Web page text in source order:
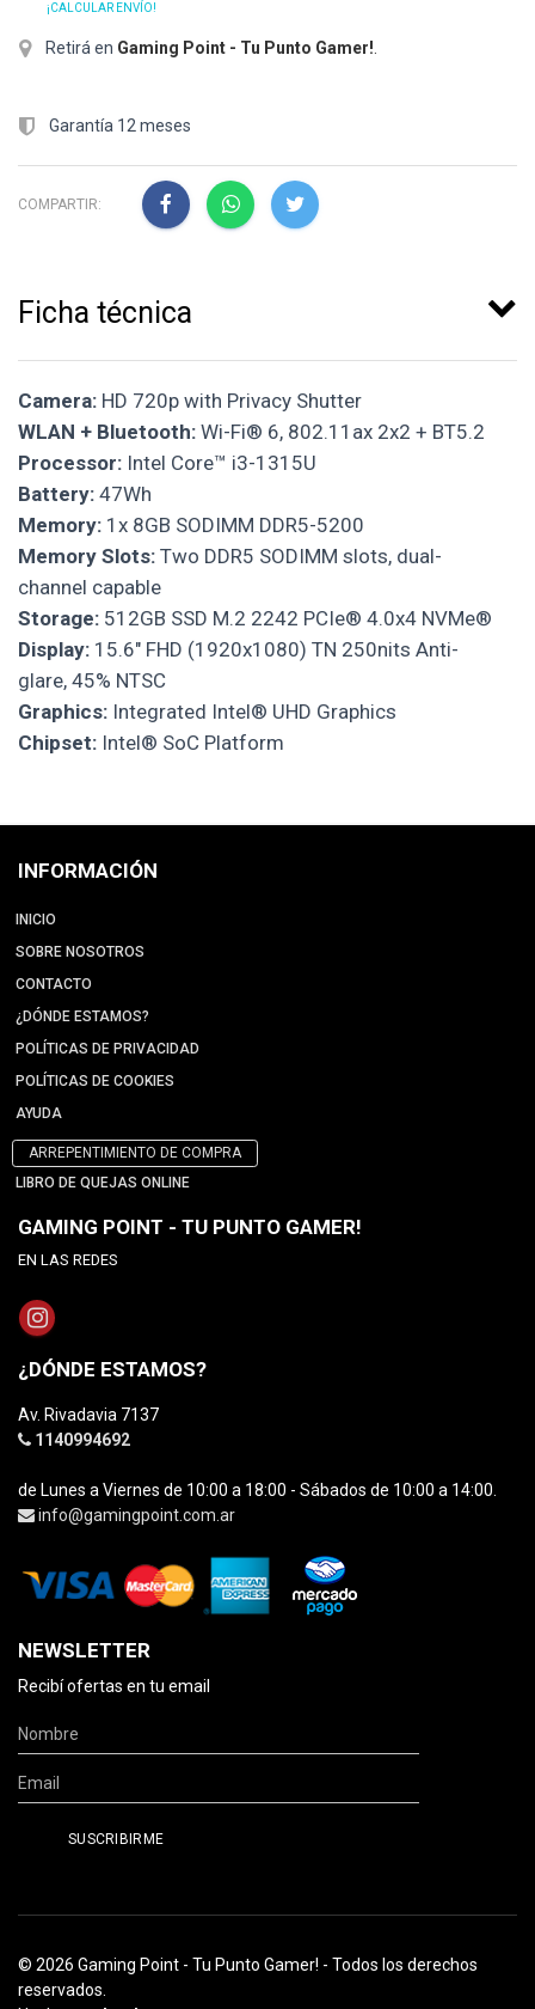
¡CALCULAR ENVÍO!
Retirá en Gaming Point - Tu Punto Gamer!
Garantía 12 meses
COMPARTIR:
Ficha técnica
Camera: HD 720p with Privacy Shutter
WLAN + Bluetooth: Wi-Fi® 6, 802.11ax 2x2 + BT5.2
Processor: Intel Core™ i3-1315U
Battery: 47Wh
Memory: 1x 8GB SODIMM DDR5-5200
Memory Slots: Two DDR5 SODIMM slots, dual-
channel capable
Storage: 512GB SSD M.2 2242 PCIe® 4.0x4 NVMe®
Display: 15.6" FHD (1920x1080) TN 250nits Anti-
glare, 45% NTSC
Graphics: Integrated Intel® UHD Graphics
Chipset: Intel® SoC Platform
INFORMACIÓN
INICIO
SOBRE NOSOTROS
CONTACTO
¿DÓNDE ESTAMOS?
POLÍTICAS DE PRIVACIDAD
POLÍTICAS DE COOKIES
AYUDA
ARREPENTIMIENTO DE COMPRA
LIBRO DE QUEJAS ONLINE
GAMING POINT - TU PUNTO GAMER!
EN LAS REDES
¿DÓNDE ESTAMOS?
Av. Rivadavia 7137
1140994692
de Lunes a Viernes de 10:00 a 18:00 - Sábados de 10:00 a 14:00.
info@gamingpoint.com.ar
NEWSLETTER
Recibí ofertas en tu email
© 2026 Gaming Point - Tu Punto Gamer! - Todos los derechos
reservados.